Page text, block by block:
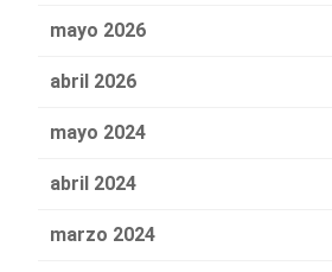
mayo 2026
abril 2026
mayo 2024
abril 2024
marzo 2024